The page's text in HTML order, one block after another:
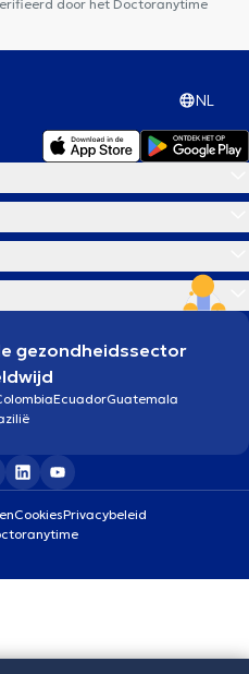
door het Doctoranytime
NL
gezondheidssector
EcuadorGuatemala
CookiesPrivacybeleid